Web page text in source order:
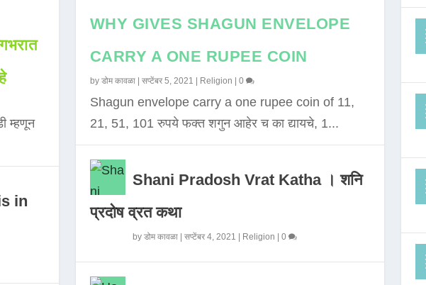
म्हणून
in
WHY GIVES SHAGUN ENVELOPE
CARRY A ONE RUPEE COIN
by डोम कावळा| सप्टेंबर 5, 2021 Religion 0
Shagun envelope carry a one rupee coin of 11,
21, 51, 101 रुपये फक्त शगुन आहेर च का द्यायचे, 1...
Shani Pradosh Vrat Katha । शनि
प्रदोष व्रत कथा
by डोम कावळा| सप्टेंबर 4, 2021 Religion 0